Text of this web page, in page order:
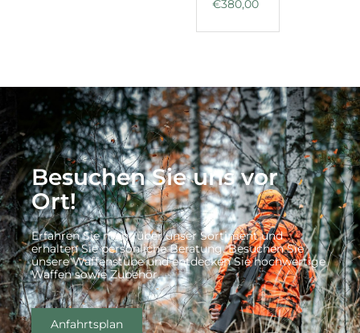
€380,00
Besuchen Sie uns vor
Ort!
Erfahren Sie mehr über unser Sortiment und
erhalten Sie persönliche Beratung. Besuchen Sie
unsere Waffenstube und entdecken Sie hochwertige
Waffen sowie Zubehör.
Anfahrtsplan